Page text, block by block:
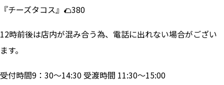
『チーズタコス』🌮380
12時前後は店内が混み合う為、電話に出れない場合がござい
ます。
受付時間9：30～14:30 受渡時間 11:30～15:00